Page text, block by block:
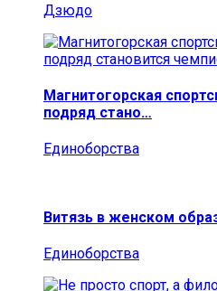
Дзюдо
Магнитогорская
подряд стано…
Единоборства
Витязь в женском
Единоборства